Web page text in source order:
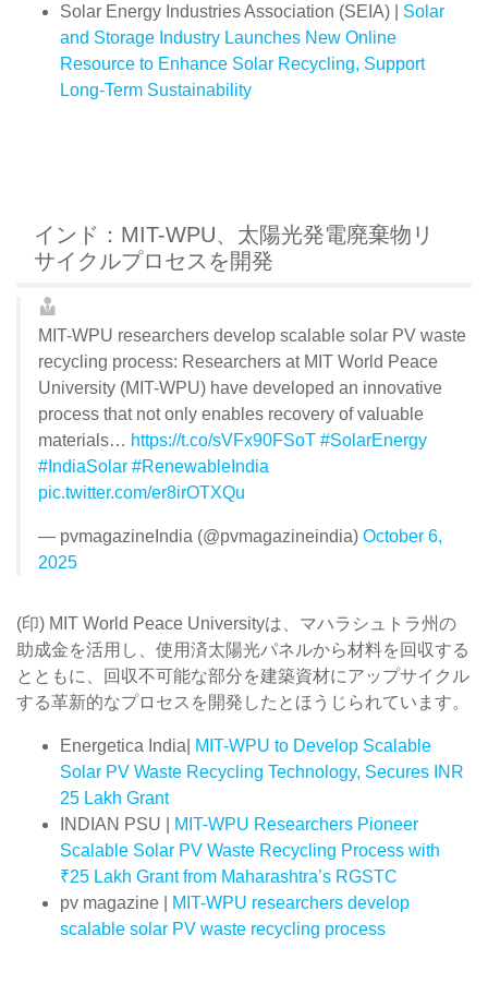
Solar Energy Industries Association (SEIA) | Solar
and Storage Industry Launches New Online
Resource to Enhance Solar Recycling, Support
Long-Term Sustainability
インド：MIT-WPU、太陽光発電廃棄物リ
サイクルプロセスを開発
MIT-WPU researchers develop scalable solar PV waste
recycling process: Researchers at MIT World Peace
University (MIT-WPU) have developed an innovative
process that not only enables recovery of valuable
materials… https://t.co/sVFx90FSoT #SolarEnergy
#IndiaSolar #RenewableIndia
pic.twitter.com/er8irOTXQu
— pvmagazineIndia (@pvmagazineindia) October 6,
2025
(印) MIT World Peace Universityは、マハラシュトラ州の
助成金を活用し、使用済太陽光パネルから材料を回収する
とともに、回収不可能な部分を建築資材にアップサイクル
する革新的なプロセスを開発したとほうじられています。
Energetica India|
MIT-WPU to Develop Scalable
Solar PV Waste Recycling Technology, Secures INR
25 Lakh Grant
INDIAN PSU |
MIT-WPU Researchers Pioneer
Scalable Solar PV Waste Recycling Process with
₹25 Lakh Grant from Maharashtra’s RGSTC
pv magazine |
MIT-WPU researchers develop
scalable solar PV waste recycling process